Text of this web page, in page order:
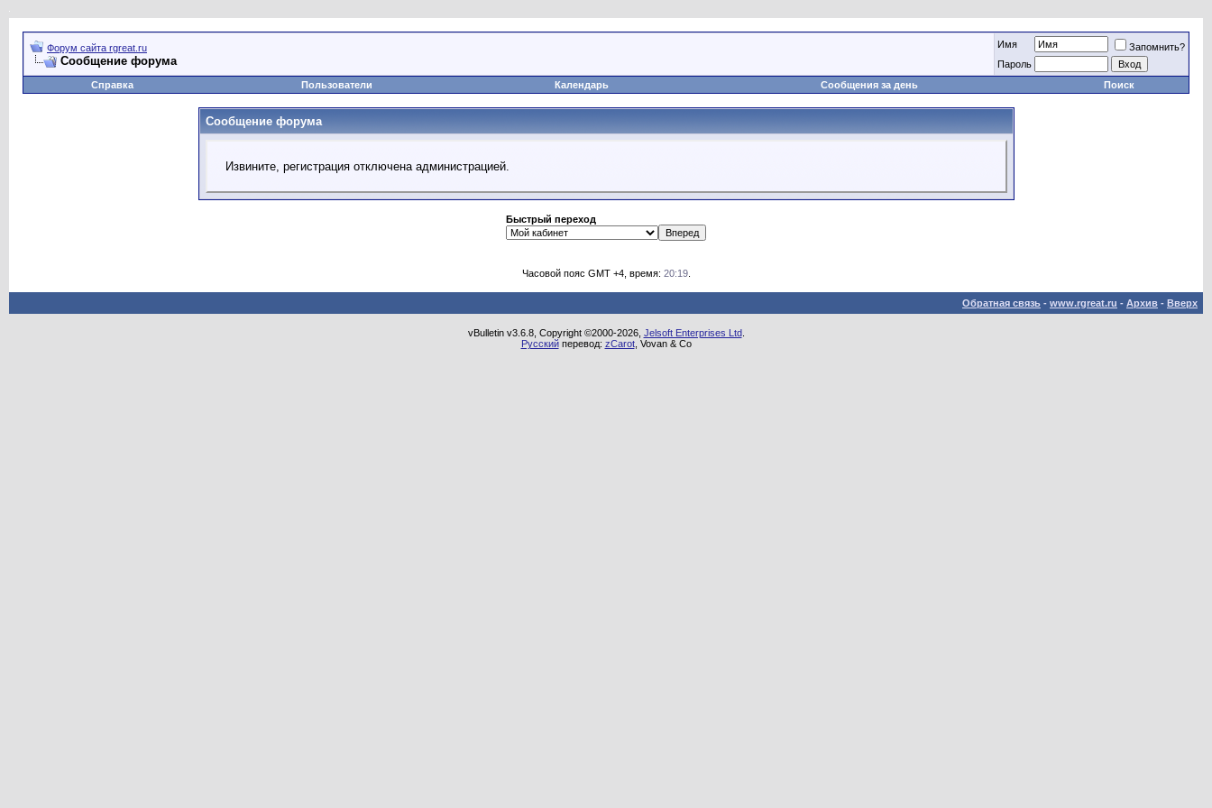
Форум сайта rgreat.ru
Сообщение форума
Имя
Запомнить?
Пароль
Справка
Пользователи Календарь Сообщения за день Поиск
Сообщение форума
Извините, регистрация отключена администрацией.
Быстрый переход
Часовой пояс GMT +4, время: 20:19.
Обратная связь - www.rgreat.ru - Архив - Вверх
vBulletin v3.6.8, Copyright ©2000-2026, Jelsoft Enterprises Ltd.
Русскийперевод: zCarot, Vovan & Co